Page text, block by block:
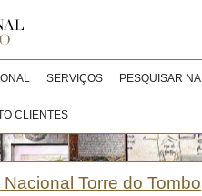
SERVIÇOS PESQUISAR
CLIENTES
Torre do Tombo